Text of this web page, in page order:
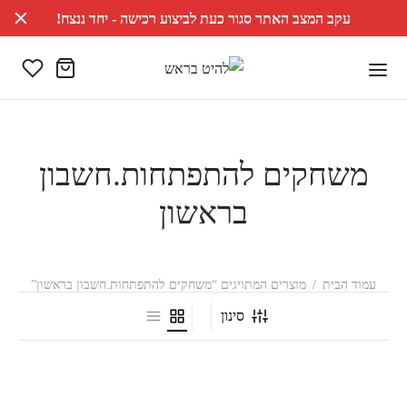
עקב המצב האתר סגור כעת לביצוע רכישה - יחד ננצח!
משחקים להתפתחות.חשבון
בראשון
עמוד הבית / מוצרים המתויגים “משחקים להתפתחות.חשבון בראשון”
סינון